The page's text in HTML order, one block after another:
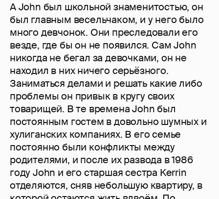
А John был школьной знаменитостью, он
был главным весельчаком, и у него было
много девчонок. Они преследовали его
везде, где бы он не появился. Сам John
никогда не бегал за девочками, он не
находил в них ничего серьёзного.
Заниматься делами и решать какие либо
проблемы он привык в кругу своих
товарищей. В те времена John был
постоянным гостем в довольно шумных и
хулиганских компаниях. В его семье
постоянно были конфликты между
родителями, и после их развода в 1986
году John и его старшая сестра Kerrin
отделяются, сняв небольшую квартиру, в